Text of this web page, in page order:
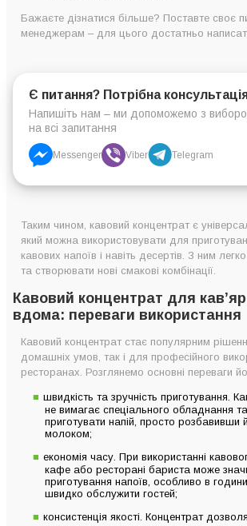
Бажаєте дізнатися більше? Поставте своє
менеджерам – для цього достатньо
Є питання? Потрібна
Напишіть нам – ми допоможемо з
на всі запитання
Messenger Viber Telegram
Таким чином, кавовий концентрат є
який можна використовувати для
кавових напоїв і навіть десертів. З ним
та створювати нові смакові комбінації.
Кавовий концентрат для
вдома: переваги використання
Кавовий концентрат стає популярним
домашніх умов, так і для професійного
ресторанах. Розглянемо основні переваги
швидкість та зручність приготування.
не вимагає спеціального обладнання
приготувати напій, просто розбавивши
молоком;
економія часу. При використанні
кафе або ресторані бариста може
приготування напоїв, особливо в
швидко обслужити гостей;
консистенція якості. Концентрат